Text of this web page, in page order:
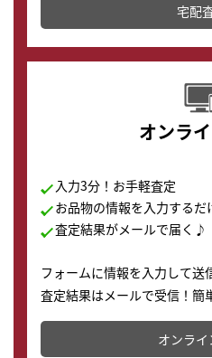
配送でも簡単&安全に査定・
す。
宅配
オンラ
入力3分！お手軽査定
お品物の情報を入力するだ
査定結果がメールで届く♪
フォームに情報を入力して送
査定結果はメールで受信！簡
かります。
オンライ